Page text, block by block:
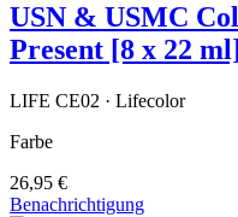
USN & USMC
Present [8 x 22 ml]
LIFE CE02 · Lifecolor
Farbe
26,95 €
Benachrichtigung